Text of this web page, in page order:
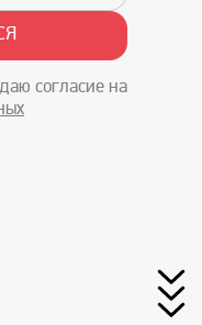
согласие на